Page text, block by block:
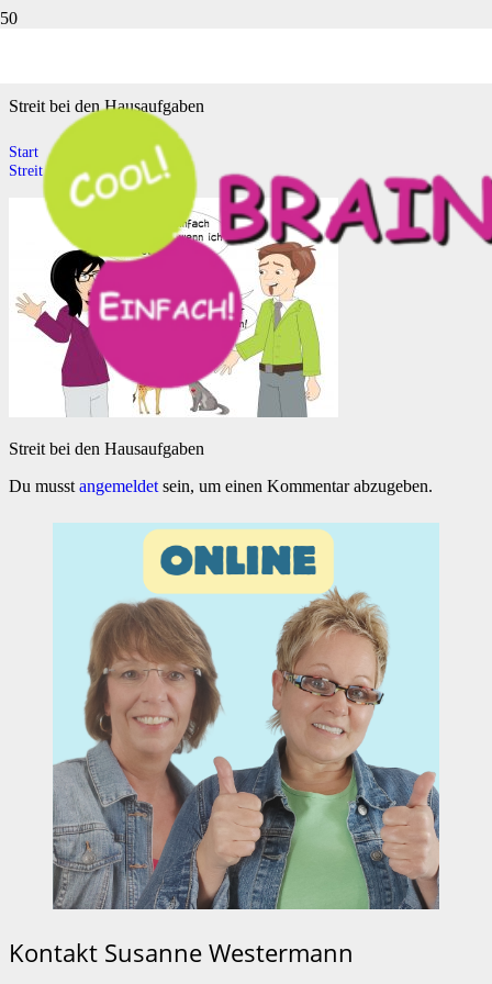
Streit bei den Hausaufgaben
Start
Streit bei den Hausaufgaben
Streit bei den Hausaufgaben
Du musst angemeldet sein, um einen Kommentar abzugeben.
Kontakt Susanne Westermann